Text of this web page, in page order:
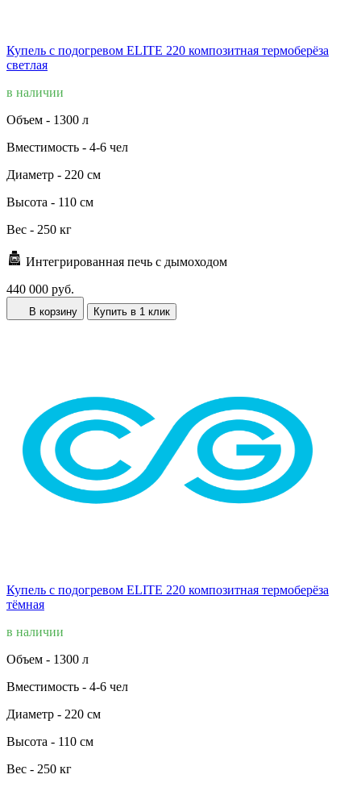
Купель с подогревом ELITE 220 композитная термоберёза
светлая
в наличии
Объем - 1300 л
Вместимость - 4-6 чел
Диаметр - 220 см
Высота - 110 см
Вес - 250 кг
Интегрированная печь с дымоходом
440 000 руб.
В корзину Купить в 1 клик
Купель с подогревом ELITE 220 композитная термоберёза
тёмная
в наличии
Объем - 1300 л
Вместимость - 4-6 чел
Диаметр - 220 см
Высота - 110 см
Вес - 250 кг